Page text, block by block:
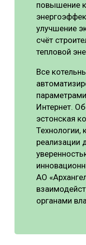
повышение
улучшение
счёт
тепловой
Все
Интернет.
эстонская
реализации
АО
органами